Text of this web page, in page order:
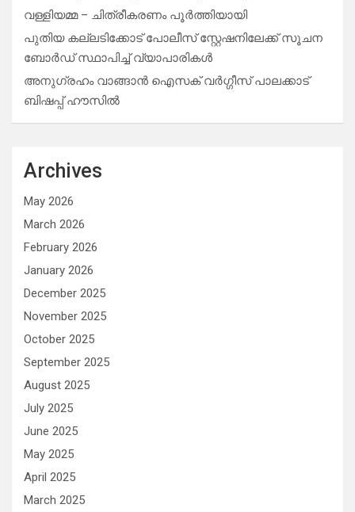
വള്ളിയമ്മ – ചിത്രീകരണം പൂർത്തിയായി
പുതിയ കല്ലടിക്കോട് പോലീസ് സ്റ്റേഷനിലേക്ക് സൂചന
ബോർഡ് സ്ഥാപിച്ച് വ്യാപാരികൾ
അനുഗ്രഹം വാങ്ങാൻ ഐസക് വര്‍ഗ്ഗീസ് പാലക്കാട്
ബിഷപ്പ് ഹൗസില്‍
Archives
May 2026
March 2026
February 2026
January 2026
December 2025
November 2025
October 2025
September 2025
August 2025
July 2025
June 2025
May 2025
April 2025
March 2025